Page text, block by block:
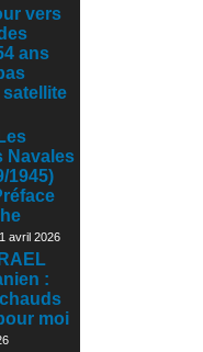
vers
ans
Navales
1945)
1 avril 2026
:
moi